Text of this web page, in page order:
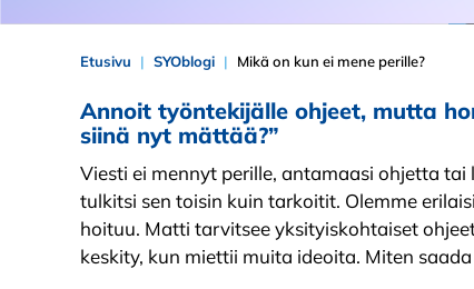
Etusivu SYOblogi Mikä on kun ei mene perille?
Annoit työntekijälle ohjeet, mutta
siinä nyt mättää?”
Viesti ei mennyt perille, antamaasi ohjetta
tulkitsi sen toisin kuin tarkoitit. Olemme
hoituu. Matti tarvitsee yksityiskohtaiset
keskity, kun miettii muita ideoita. Miten